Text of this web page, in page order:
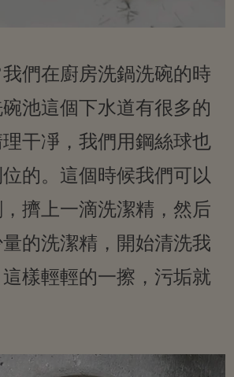
們在廚房洗鍋洗碗的時
池這個下水道有很多的
干凈，我們用鋼絲球也
的。這個時候我們可以
擠上一滴洗潔精，然后
的洗潔精，開始清洗我
樣輕輕的一擦，污垢就